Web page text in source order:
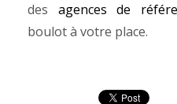
des agences de
boulot à votre place.